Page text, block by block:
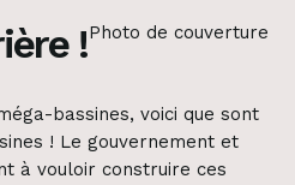
!
bassines, voici que sont
! Le gouvernement et
à vouloir construire ces